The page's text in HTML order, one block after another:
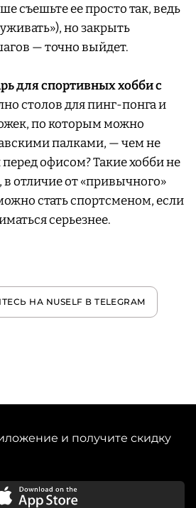
съешьте ее просто так, ведь
но закрыть
— точно выйдет.
для спортивных хобби с
столов для пинг-понга и
по которым можно
палками, — чем не
офисом? Такие хобби не
в отличие от «привычного»
стать спортсменом, если
серьезнее.
НА NUSELF В TELEGRAM
и получите скидку